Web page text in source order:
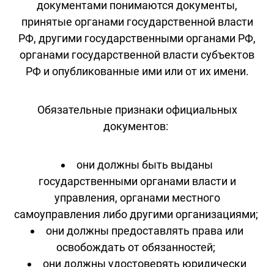
документами понимаются документы,
принятые органами государственной власти
РФ, другими государственными органами РФ,
органами государственной власти субъектов
РФ и опубликованные ими или от их имени.
Обязательные признаки официальных
документов:
они должны быть выданы
государственными органами власти и
управления, органами местного
самоуправления либо другими организациями;
они должны предоставлять права или
освобождать от обязанностей;
они должны удостоверять юридически